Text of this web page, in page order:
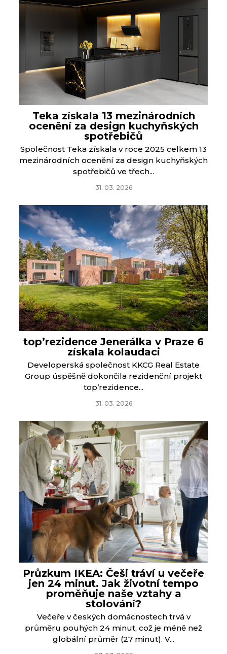
Teka získala 13 mezinárodních
ocenění za design kuchyňských
spotřebičů
Společnost Teka získala v roce 2025 celkem 13
mezinárodních ocenění za design kuchyňských
spotřebičů ve třech...
31. 03. 2026
top’rezidence Jenerálka v Praze 6
získala kolaudaci
Developerská společnost KKCG Real Estate
Group úspěšně dokončila rezidenční projekt
top’rezidence...
31. 03. 2026
Průzkum IKEA: Češi tráví u večeře
jen 24 minut. Jak životní tempo
proměňuje naše vztahy a
stolování?
Večeře v českých domácnostech trvá v
průměru pouhých 24 minut, což je méně než
globální průměr (27 minut). V...